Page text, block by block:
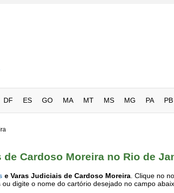
DF ES GO MA MT MS MG PA PB
Cardoso Moreira no Rio de
e Varas Judiciais de Cardoso Moreira . Clique no
ou digite o nome do cartório desejado no campo